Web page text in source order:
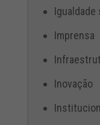
Igualdade
Imprensa
Inovação